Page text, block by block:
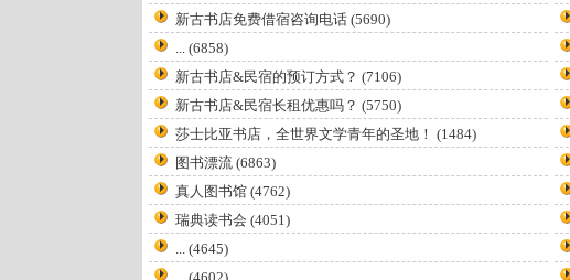
新古书店免费借宿咨询电话 (5690)
... (6858)
新古书店&民宿的预订方式？ (7106)
新古书店&民宿长租优惠吗？ (5750)
莎士比亚书店，全世界文学青年的圣地！ (1484)
图书漂流 (6863)
真人图书馆 (4762)
瑞典读书会 (4051)
... (4645)